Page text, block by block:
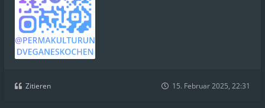
Zitieren 15. Februar 2025, 22:31